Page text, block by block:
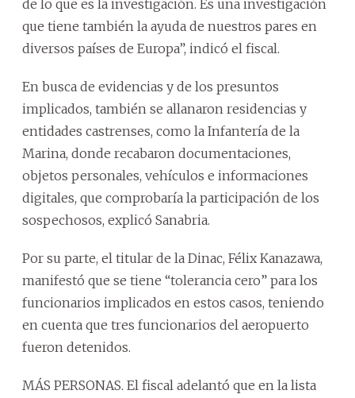
de lo que es la investigación. Es una investigación
que tiene también la ayuda de nuestros pares en
diversos países de Europa”, indicó el fiscal.
En busca de evidencias y de los presuntos
implicados, también se allanaron residencias y
entidades castrenses, como la Infantería de la
Marina, donde recabaron documentaciones,
objetos personales, vehículos e informaciones
digitales, que comprobaría la participación de los
sospechosos, explicó Sanabria.
Por su parte, el titular de la Dinac, Félix Kanazawa,
manifestó que se tiene “tolerancia cero” para los
funcionarios implicados en estos casos, teniendo
en cuenta que tres funcionarios del aeropuerto
fueron detenidos.
MÁS PERSONAS. El fiscal adelantó que en la lista